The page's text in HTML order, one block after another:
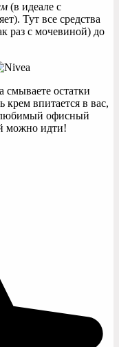
(в идеале с
Тут все средства
раз с мочевиной) до
смываете остатки
крем впитается в вас,
любимый офисный
можно идти!